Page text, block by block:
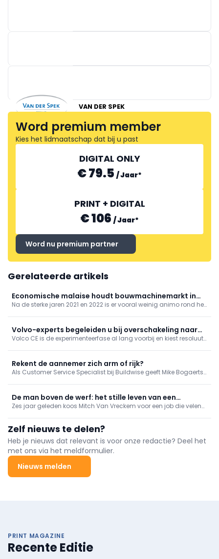
BLE
VAN DER SPEK
Word premium member
Kies het lidmaatschap dat bij u past
DIGITAL ONLY
€ 79.5 /Jaar*
PRINT + DIGITAL
€ 106 /Jaar*
Word nu premium partner
Gerelateerde artikels
Economische malaise houdt bouwmachinemarkt in
haar greep
Na de sterke jaren 2021 en 2022 is er vooral weinig animo rond het
vreugdetaferelen.
Volvo-experts begeleiden u bij overschakeling naar
elektrisch
Volco CE is de experimenteerfase al lang voorbij en kiest resoluut
knikdumpers A30 en A40 Electric en de EWR150 Electric
bandengraafmachine
Rekent de aannemer zich arm of rijk?
Als Customer Service Specialist bij Buildwise geeft Mike Bogaerts
vlekken die aan de basis liggen van die ongenode
schrikmomenten op het einde van elke maand.
De man boven de werf: het stille leven van een
bouwkraanmachinist
Zes jaar geleden koos Mitch Van Vreckem voor een job die velen
collega's op de grond. Een portret van een dag in het leven van
een bouwkraanmachinist.
Zelf nieuws te delen?
Heb je nieuws dat relevant is voor onze redactie? Deel het
met ons via het meldformulier.
Nieuws melden
PRINT MAGAZINE
Recente Editie